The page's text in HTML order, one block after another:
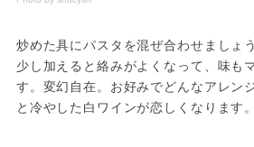
炒めた具にパスタを混ぜ合わせましょ
少し加えると絡みがよくなって、味も
す。変幻自在。お好みでどんなアレン
と冷やした白ワインが恋しくなります。